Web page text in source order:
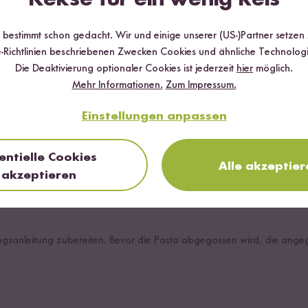
für ein paar Stunden in heißes Wasser legen, sodass sie
einweichen dürfen, desto cremiger wird die Soße.)
zubereiten. Bevor die Pasta abgegossen wird, die
bestimmt schon gedacht. Wir und einige unserer (US-)Partner
Richtlinien beschriebenen Zwecken Cookies und ähnliche
Die Deaktivierung optionaler Cookies ist jederzeit hier möglich.
Mehr Informationen. Zum Impressum.
Einstellungen anpassen
Cookies
akzeptieren
Alle